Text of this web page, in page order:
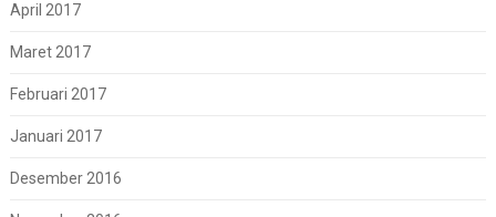
April 2017
Maret 2017
Februari 2017
Januari 2017
Desember 2016